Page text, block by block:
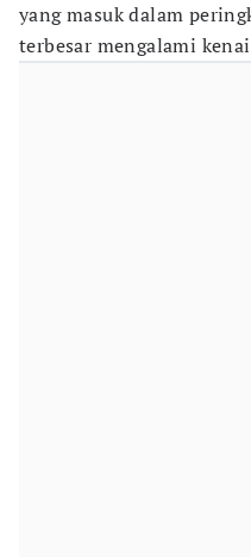
yang masuk dalam
terbesar mengalami